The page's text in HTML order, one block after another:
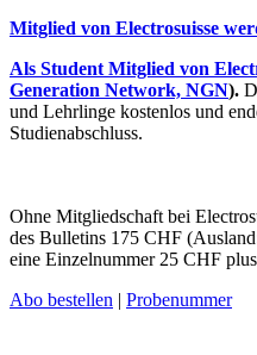
Mitglied von Electrosuisse
Als Student Mitglied von
Generation Network, NGN).
und Lehrlinge kostenlos und
Studienabschluss.
Ohne Mitgliedschaft bei
des Bulletins 175 CHF
eine Einzelnummer 25 CHF
Abo bestellen | Probenummer